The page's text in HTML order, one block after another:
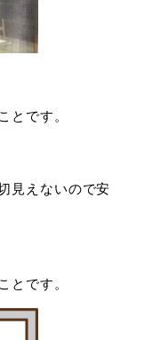
です。
見えないので安
とです。